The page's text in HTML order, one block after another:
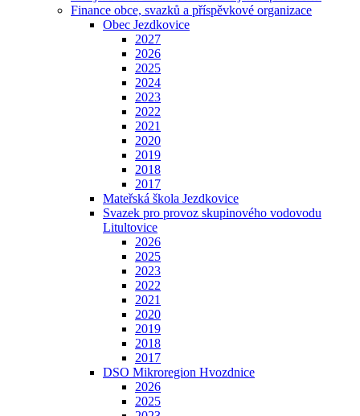
Finance obce, svazků a příspěvkové organizace
Obec Jezdkovice
2027
2026
2025
2024
2023
2022
2021
2020
2019
2018
2017
Mateřská škola Jezdkovice
Svazek pro provoz skupinového vodovodu
Litultovice
2026
2025
2023
2022
2021
2020
2019
2018
2017
DSO Mikroregion Hvozdnice
2026
2025